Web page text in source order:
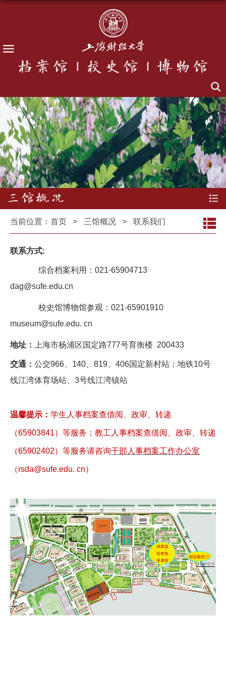
三馆概况
当前位置： 首页 > 三馆概况 > 联系我们
联系方式:
综合档案利用：021-65904713
dag@sufe.edu.cn
校史馆博物馆参观：021-65901910
museum@sufe.edu. cn
地址： 上海市杨浦区国定路777号育衡楼 200433
交通： 公交966 140 819 406国定新村站；地铁10号
线江湾体育场站
3号线江湾镇站
温馨提示： 学生人事档案查借阅、政审、转递
（65903841）等服务；教工人事档案查借阅、政审、转递
（65902402）等服务请咨询干部人事档案工作办公室
（rsda@sufe.edu. cn）